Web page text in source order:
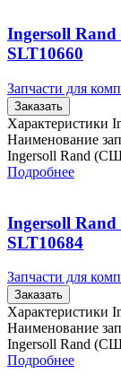
Ingersoll
SLT10660
Запчасти для
Заказать
Характеристики
Наименование
Ingersoll Rand
Подробнее
Ingersoll
SLT10684
Запчасти для
Заказать
Характеристики
Наименование
Ingersoll Rand
Подробнее